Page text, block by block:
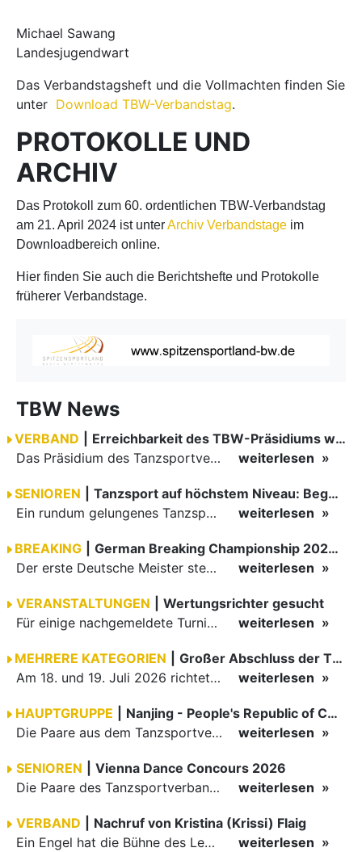
Michael Sawang
Landesjugendwart
Das Verbandstagsheft und die Vollmachten finden Sie
unter Download TBW-Verbandstag.
PROTOKOLLE UND
ARCHIV
Das Protokoll zum 60. ordentlichen TBW-Verbandstag
am 21. April 2024 ist unterArchiv Verbandstage im
Downloadbereich online.
Hier finden Sie auch die Berichtshefte und Protokolle
früherer Verbandstage.
TBW News
VERBAND
Erreichbarkeit des TBW-Präsidiums während der GOC 2026
Das Präsidium des Tanzsportverbandes Baden-Württemberg (TBW) ist in der Zeit vom 09.08.2026 bis einschließlich 16.08.2026 nicht erreichbar. Da alle Präsidiumsmitglieder vor Ort bei den German Open…
weiterlesen
SENIOREN
Tanzsport auf höchstem Niveau: Begeisterung bei den Turnieren in…
Ein rundum gelungenes Tanzsport-Wochenende liegt hinter den Paaren und Organisatoren in Enzklösterle. Am 1. und 2. August 2026 verwandelte sich die Festhalle wieder in einen lebendigen Mittelpunkt des…
weiterlesen
BREAKING
German Breaking Championship 2026 in Hannover
Der erste Deutsche Meister steht fest B-Boy Roman siegt bei den Juniors
weiterlesen
VERANSTALTUNGEN
Wertungsrichter gesucht
Für einige nachgemeldete Turniere im 2 Halbjahr sucht der ZWE noch Wertungsrichter.
weiterlesen
MEHRERE KATEGORIEN
Großer Abschluss der TBW-Trophy in Weinheim
Am 18. und 19. Juli 2026 richtete die Tanzsportabteilung (TSA) der TSG 1862 Weinheim das Abschlussturnier der diesjährigen TBW-Trophy-Serie aus. Zum traditionellen Saisonfinale kamen rund 400 Starts über…
weiterlesen
HAUPTGRUPPE
Nanjing - People's Republic of China
Die Paare aus dem Tanzsportverband Baden-Württemberg (TBW) haben beim hochklassig besetzten WDSF GrandSlam im chinesischen Nanjing wieder einmal auf internationalem Top-Niveau geglänzt. Das…
weiterlesen
SENIOREN
Vienna Dance Concours 2026
Die Paare des Tanzsportverbandes Baden-Württemberg (TBW) glänzten auf dem internationalen Parkett des Vienna Dance Concourse 2026 im Wiener Rathaus mit hervorragenden Platzierungen Ergebnisse unter: …
weiterlesen
VERBAND
Nachruf von Kristina (Krissi) Flaig
Ein Engel hat die Bühne des Lebens verlassen. Viel zu früh, plötzlich und für uns alle unfassbar, wurde unsere geliebte Kristina (Krissi) Flaig im Alter von 36 Jahren aus dem Leben gerissen. Das Tanzen…
weiterlesen